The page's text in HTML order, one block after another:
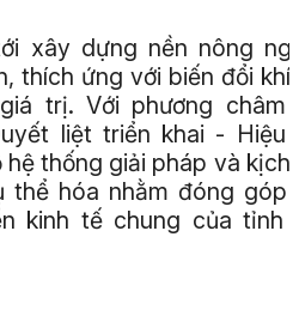
xây dựng nền nông
thích ứng với biến đổi khí
trị. Với phương châm
liệt triển khai - Hiệu
thống giải pháp và kịch
thể hóa nhằm đóng góp
kinh tế chung của tỉnh